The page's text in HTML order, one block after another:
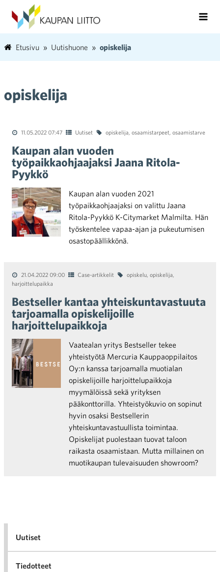
Etusivu Uutishuone opiskelija
opiskelija
11.05.2022 07:47 Uutiset opiskelija, osaamistarpeet, osaamistarve
Kaupan alan vuoden
työpaikkaohjaajaksi Jaana Ritola-
Pyykkö
Kaupan alan vuoden 2021
työpaikkaohjaajaksi on valittu Jaana
Ritola-Pyykkö K-Citymarket Malmilta. Hän
työskentelee vapaa-ajan ja pukeutumisen
osastopäällikkönä.
21.04.2022 09:00 Case-artikkelit opiskelu, opiskelija,
harjoittelupaikka
Bestseller kantaa yhteiskuntavastuuta
tarjoamalla opiskelijoille
harjoittelupaikkoja
Vaatealan yritys Bestseller tekee
yhteistyötä Mercuria Kauppaoppilaitos
Oy:n kanssa tarjoamalla muotialan
opiskelijoille harjoittelupaikkoja
myymälöissä sekä yrityksen
pääkonttorilla. Yhteistyökuvio on sopinut
hyvin osaksi Bestsellerin
yhteiskuntavastuullista toimintaa.
Opiskelijat puolestaan tuovat taloon
raikasta osaamistaan. Mutta millainen on
muotikaupan tulevaisuuden showroom?
Uutiset
Tiedotteet